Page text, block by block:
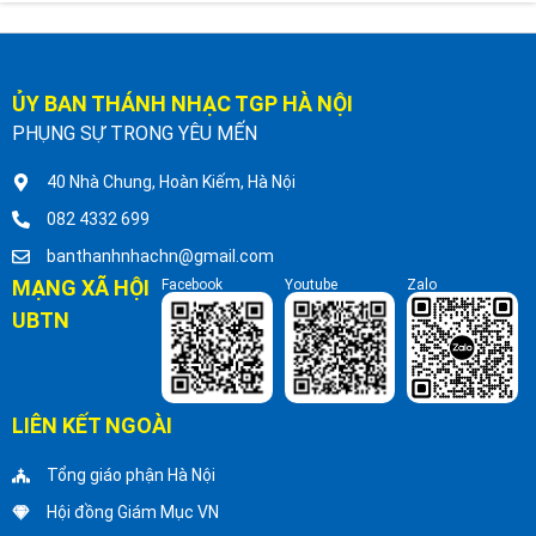
ỦY BAN THÁNH NHẠC TGP HÀ NỘI
PHỤNG SỰ TRONG YÊU MẾN
40 Nhà Chung, Hoàn Kiếm, Hà Nội
082 4332 699
banthanhnhachn@gmail.com
MẠNG XÃ HỘI
UBTN
Facebook Youtube Zalo
LIÊN KẾT NGOÀI
Tổng giáo phận Hà Nội
Hội đồng Giám Mục VN